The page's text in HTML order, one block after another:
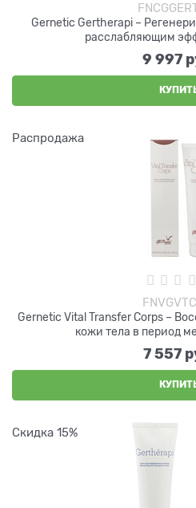
Gernetic Gertherapi – Регенерирующий крем для тела с
расслабляющим
9 997
Распродажа
Gernetic Vital Transfer Corps –
кожи тела в период
7 557
Скидка 15%